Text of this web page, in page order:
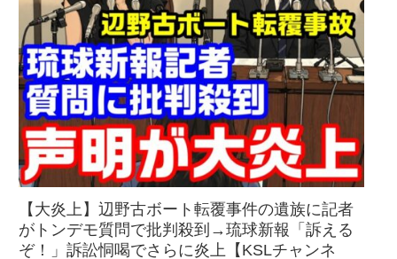
【大炎上】辺野古ボート転覆事件の遺族に記者
がトンデモ質問で批判殺到→琉球新報「訴える
ぞ！」訴訟恫喝でさらに炎上【KSLチャンネ